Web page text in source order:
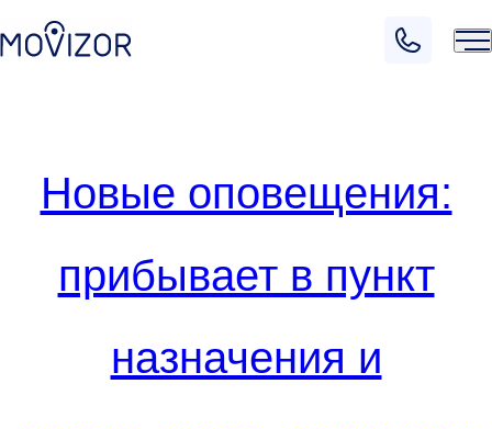
Новые оповещения:
прибывает в пункт
назначения и